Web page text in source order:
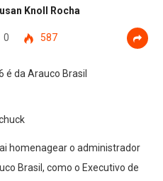
Knoll Rocha
0 587
homenagear o administrador
Brasil, como o Executivo de